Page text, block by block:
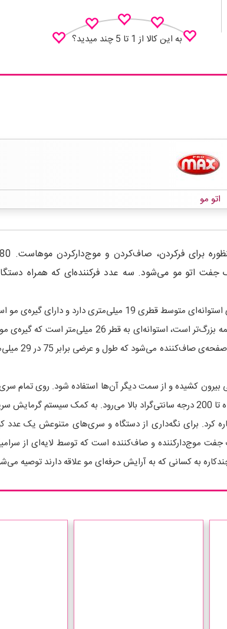
به این کالا از 1 تا 5 چند میدید؟
اتو مو
اتو مو می‌شود. سه عدد فرکننده‌ای که همراه دستگاه
فرکننده‌ی مخروطی قطری برابر 13 تا 25 میلی‌متر دارد.
و حجم‌دادن به موها بسیار مناسب است. فرکننده‌ی
ایجاد فر
کشیده و از سمت دیگر آن‌ها استفاده شود. روی تمام
کرد. برای نگه‌داری از دستگاه و سری‌های متنوعش یک
به کسانی که به آرایش حرفه‌ای مو علاقه دارند توصیه